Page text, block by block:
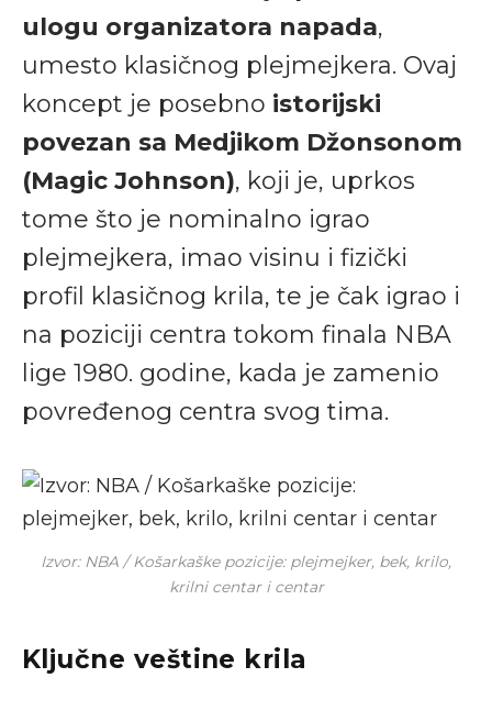
ulogu organizatora napada,
umesto klasičnog plejmejkera. Ovaj
koncept je posebno istorijski
povezan sa Medjikom Džonsonom
(Magic Johnson), koji je, uprkos
tome što je nominalno igrao
plejmejkera, imao visinu i fizički
profil klasičnog krila, te je čak igrao i
na poziciji centra tokom finala NBA
lige 1980. godine, kada je zamenio
povređenog centra svog tima.
Izvor: NBA / Košarkaške pozicije: plejmejker, bek, krilo,
krilni centar i centar
Ključne veštine krila